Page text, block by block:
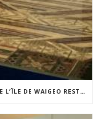
UN ENSEMBLE DE NATTES DE L’ÎLE DE WAIGEO RESTAURÉ GRÂCE AU SOUTIEN DU CERCLE LÉVI-STRAUSS